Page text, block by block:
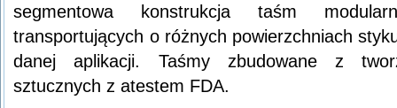
segmentowa konstrukcja taśm
transportujących o różnych powierzchniach
danej aplikacji. Taśmy zbudowane z
sztucznych z atestem FDA.